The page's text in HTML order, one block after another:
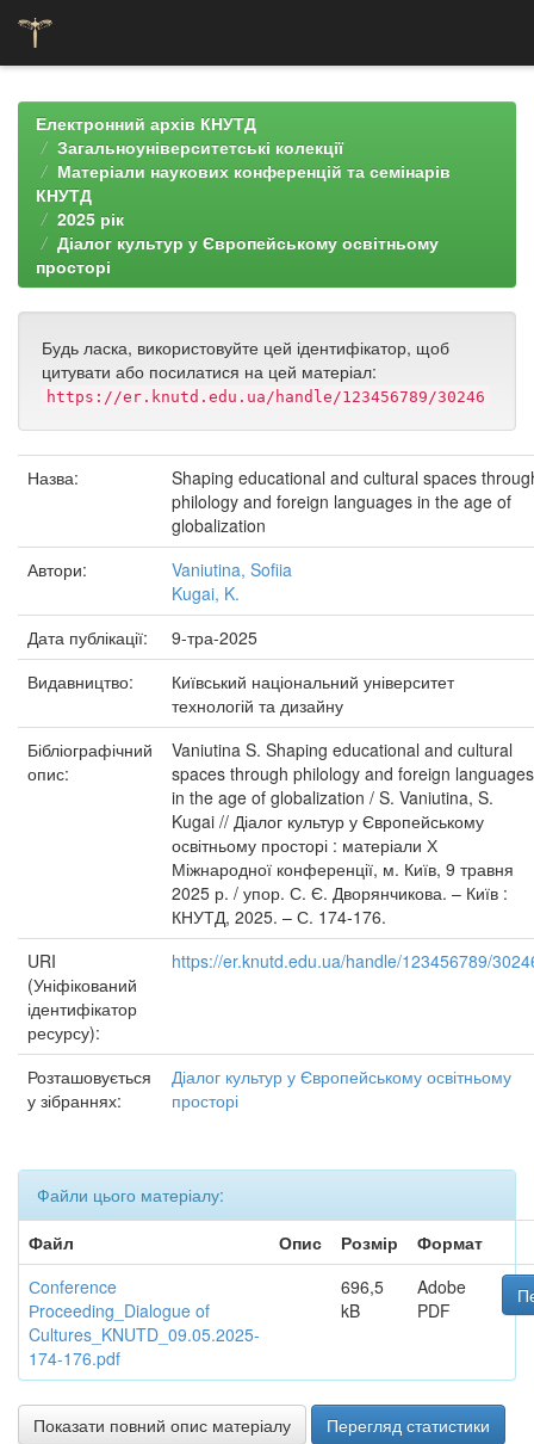
navigationЕлектронний архів КНУТД
Загальноуніверситетські колекції
Матеріали наукових конференцій та семінарів
КНУТД
2025 рік
Діалог культур у Європейському освітньому
просторі
Будь ласка, використовуйте цей ідентифікатор, щоб
цитувати або посилатися на цей матеріал:
https://er.knutd.edu.ua/handle/123456789/30246
Назва:
Shaping educational and cultural spaces
philology and foreign languages in the age of
globalization
Автори:
Vaniutina, Sofiia
Kugai, K.
Дата публікації:
9-тра-2025
Видавництво:
Київський національний університет
технологій та дизайну
Бібліографічний
опис:
Vaniutina S. Shaping educational and cultural
spaces through philology and foreign languages
in the age of globalization / S. Vaniutina, S.
Kugai // Діалог культур у Європейському
освітньому просторі : матеріали Х
Міжнародної конференції, м. Київ, 9 травня
2025 р. / упор. С. Є. Дворянчикова. – Київ :
КНУТД, 2025. – С. 174-176.
URI
(Уніфікований
ідентифікатор
ресурсу):
https://er.knutd.edu.ua/handle/123456789/
Розташовується
у зібраннях:
Діалог культур у Європейському освітньому
просторі
Файли цього матеріалу:
Файл
Опис Розмір
Формат
Сonference
Рroceeding_Dialogue of
Cultures_KNUTD_09.05.2025-
174-176.pdf
696,5
kB
Adobe
PDF
Показати повний опис матеріалу Перегляд статистики